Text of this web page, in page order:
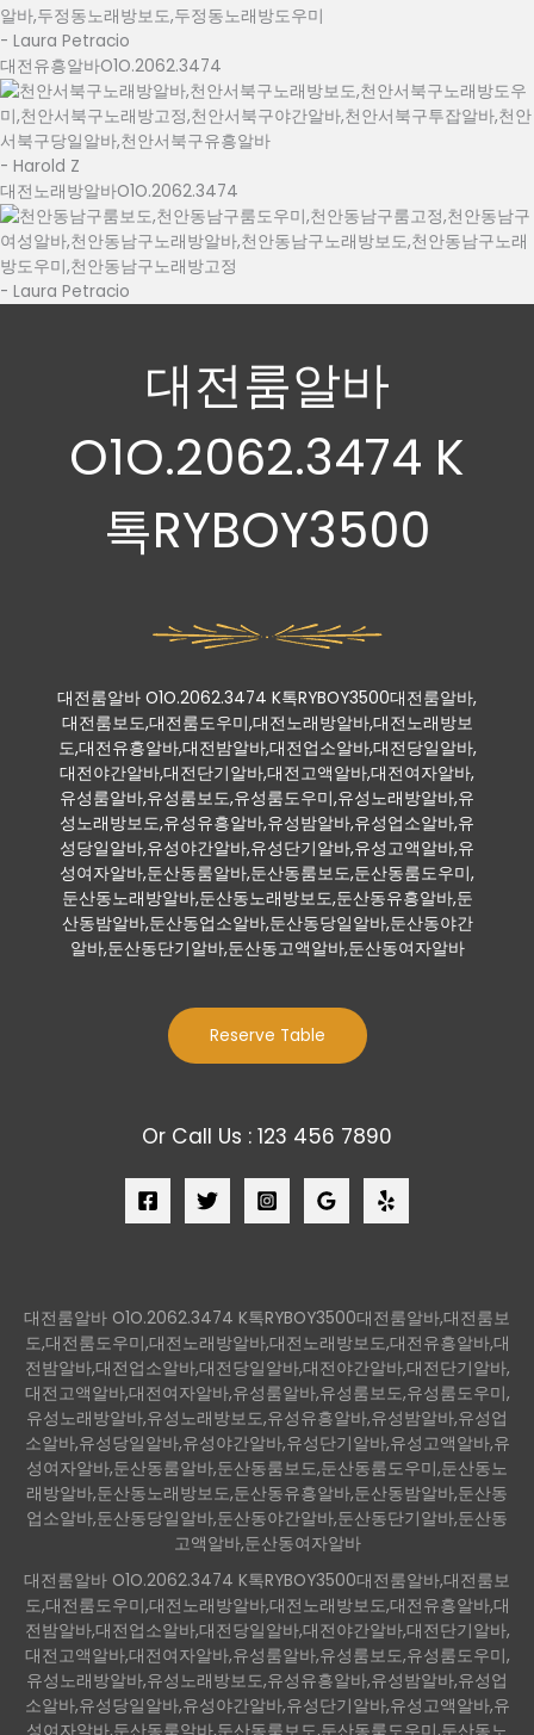
- Laura Petracio
대전유흥알바O1O.2062.3474
- Harold Z
대전노래방알바O1O.2062.3474
- Laura Petracio
대전룸알바
O1O.2062.3474 K
톡RYBOY3500
대전룸알바 O1O.2062.3474 K톡RYBOY3500대전룸알바,
대전룸보도,대전룸도우미,대전노래방알바,대전노래방보
도,대전유흥알바,대전밤알바,대전업소알바,대전당일알바,
대전야간알바,대전단기알바,대전고액알바,대전여자알바,
유성룸알바,유성룸보도,유성룸도우미,유성노래방알바,유
성노래방보도,유성유흥알바,유성밤알바,유성업소알바,유
성당일알바,유성야간알바,유성단기알바,유성고액알바,유
성여자알바,둔산동룸알바,둔산동룸보도,둔산동룸도우미,
둔산동노래방알바,둔산동노래방보도,둔산동유흥알바,둔
산동밤알바,둔산동업소알바,둔산동당일알바,둔산동야간
알바,둔산동단기알바,둔산동고액알바,둔산동여자알바
Reserve Table
Or Call Us : 123 456 7890
대전룸알바 O1O.2062.3474 K톡RYBOY3500대전룸알바,대전룸보
도,대전룸도우미,대전노래방알바,대전노래방보도,대전유흥알바,대
전밤알바,대전업소알바,대전당일알바,대전야간알바,대전단기알바,
대전고액알바,대전여자알바,유성룸알바,유성룸보도,유성룸도우미,
유성노래방알바,유성노래방보도,유성유흥알바,유성밤알바,유성업
소알바,유성당일알바,유성야간알바,유성단기알바,유성고액알바,유
성여자알바,둔산동룸알바,둔산동룸보도,둔산동룸도우미,둔산동노
래방알바,둔산동노래방보도,둔산동유흥알바,둔산동밤알바,둔산동
업소알바,둔산동당일알바,둔산동야간알바,둔산동단기알바,둔산동
고액알바,둔산동여자알바
대전룸알바 O1O.2062.3474 K톡RYBOY3500대전룸알바,대전룸보
도,대전룸도우미,대전노래방알바,대전노래방보도,대전유흥알바,대
전밤알바,대전업소알바,대전당일알바,대전야간알바,대전단기알바,
대전고액알바,대전여자알바,유성룸알바,유성룸보도,유성룸도우미,
유성노래방알바,유성노래방보도,유성유흥알바,유성밤알바,유성업
소알바,유성당일알바,유성야간알바,유성단기알바,유성고액알바,유